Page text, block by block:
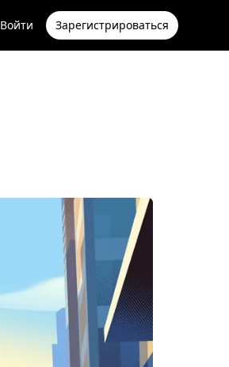
Войти Зарегистрироваться